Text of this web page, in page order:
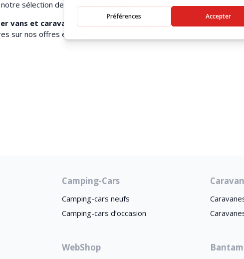
sélection de véhicules en stock.
vans et caravanes immédiatement disponibles. Nos conseillers
sur nos offres exclusives.
Camping-Cars
Camping-cars neufs
Camping-cars d’occasion
WebShop Bantam